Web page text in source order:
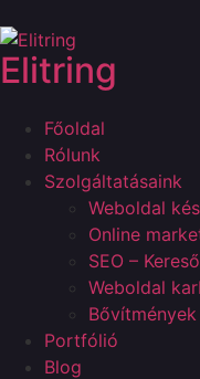
Elitring
Főoldal
Rólunk
Szolgáltatásaink
Weboldal
Online
SEO –
Weboldal
Portfólió
Blog